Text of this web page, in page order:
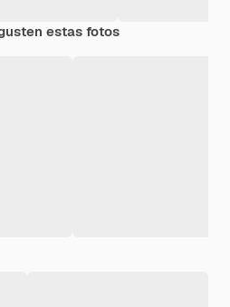
estas fotos